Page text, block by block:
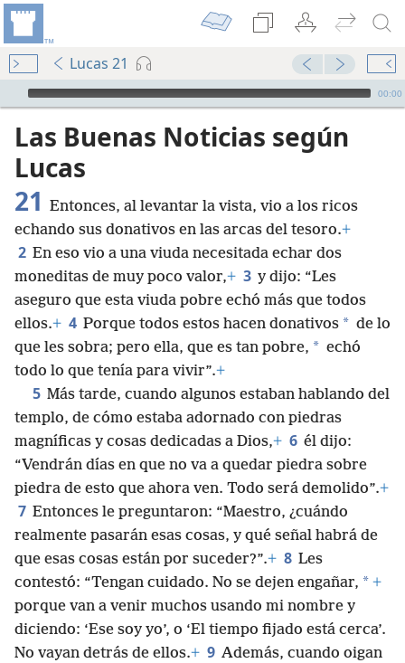
Lucas 21
Audio Player
00:00
Las Buenas Noticias según
Lucas
21 Entonces, al levantar la vista, vio a los ricos
echando sus donativos en las arcas del tesoro.+
2 En eso vio a una viuda necesitada echar dos
moneditas de muy poco valor,+ 3 y dijo: “Les
aseguro que esta viuda pobre echó más que todos
ellos.+ 4 Porque todos estos hacen donativos * de lo
que les sobra; pero ella, que es tan pobre, * echó
todo lo que tenía para vivir”.+
5 Más tarde, cuando algunos estaban hablando del
templo, de cómo estaba adornado con piedras
magníficas y cosas dedicadas a Dios,+ 6 él dijo:
“Vendrán días en que no va a quedar piedra sobre
piedra de esto que ahora ven. Todo será demolido”.+
7 Entonces le preguntaron: “Maestro, ¿cuándo
realmente pasarán esas cosas, y qué señal habrá de
que esas cosas están por suceder?”.+ 8 Les
contestó: “Tengan cuidado. No se dejen engañar, * +
porque van a venir muchos usando mi nombre y
diciendo: ‘Ese soy yo’, o ‘El tiempo fijado está cerca’.
No vayan detrás de ellos.+ 9 Además, cuando oigan